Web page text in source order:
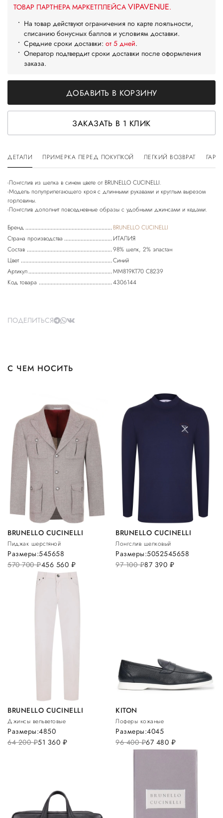
ТОВАР ПАРТНЕРА МАРКЕТПЛЕЙСА VIPAVENUE.
На товар действуют ограничения по карте лояльности,
списанию бонусных баллов и условиям доставки.
Средние сроки доставки: от 5 дней.
Оператор подтвердит сроки доставки после оформления
заказа.
ДОБАВИТЬ В КОРЗИНУ
ЗАКАЗАТЬ В 1 КЛИК
ДЕТАЛИ ПРИМЕРКА ПЕРЕД ПОКУПКОЙ ЛЕГКИЙ ВОЗВРАТ
-Лонгслив из шелка в синем цвете от BRUNELLO CUCINELLI.
-Модель полуприлегающего кроя с длинными рукавами и круглым вырезом
горловины.
-Лонгслив дополнит повседневные образы с удобными джинсами и кедами.
Бренд
BRUNELLO CUCINELLI
Страна производства
ИТАЛИЯ
Состав
98% шелк, 2% эластан
Цвет
Синий
Артикул
MM819KT70 C8239
Код товара
4306144
ПОДЕЛИТЬСЯ
С ЧЕМ НОСИТЬ
BRUNELLO CUCINELLI
Пиджак шерстяной
570 700руб.456 560 руб.
Размеры:545658
BRUNELLO CUCINELLI
Лонгслив шелковый
97 100руб.87 390 руб.
Размеры:5052545658
BRUNELLO CUCINELLI
Джинсы вельветовые
64 200руб.51 360 руб.
Размеры:4850
KITON
Лоферы кожаные
96 400руб.67 480 руб.
Размеры:4045